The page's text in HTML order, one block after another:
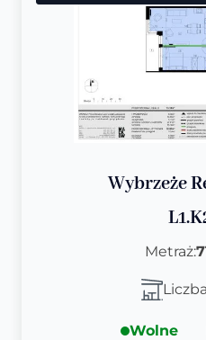
Wybrzeże
Metraż:
Wolne